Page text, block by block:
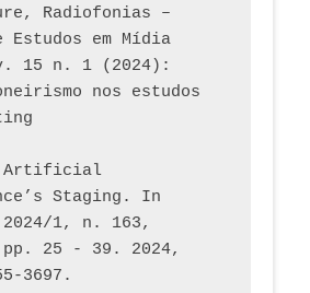
Radiofonias –
Estudos em Mídia
15 n. 1 (2024):
nos estudos
Artificial
Staging. In
1, n. 163,
25 - 39. 2024,
3697.